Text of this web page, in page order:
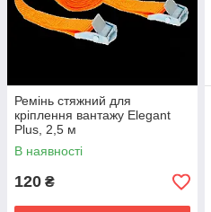
Ремінь стяжний для
кріплення вантажу Elegant
Plus, 2,5 м
В наявності
120 ₴